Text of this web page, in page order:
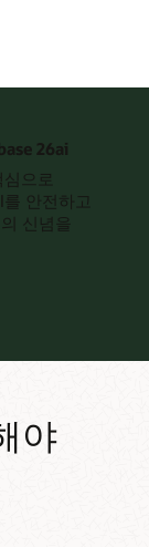
26ai
으로
안전하고
신념을
야